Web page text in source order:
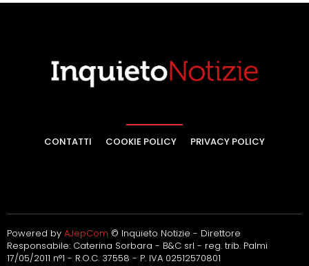
CONTATTI COOKIE POLICY PRIVACY POLICY
Powered by AJepCom © Inquieto Notizie - Direttore
Responsabile: Caterina Sorbara - B&C srl - reg. trib. Palmi
17/05/2011 n°1 - R.O.C. 37558 - P. IVA 02512570801